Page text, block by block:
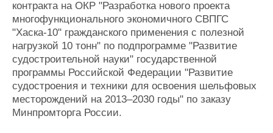
контракта на ОКР "Разработка нового проекта
многофункционального экономичного СВПГС
"Хаска-10" гражданского применения с полезной
нагрузкой 10 тонн" по подпрограмме "Развитие
судостроительной науки" государственной
программы Российской Федерации "Развитие
судостроения и техники для освоения шельфовых
месторождений на 2013–2030 годы" по заказу
Минпромторга России.